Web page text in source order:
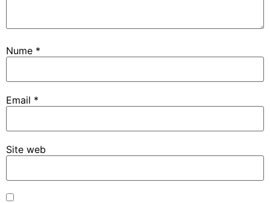
Nume *
Email *
Site web